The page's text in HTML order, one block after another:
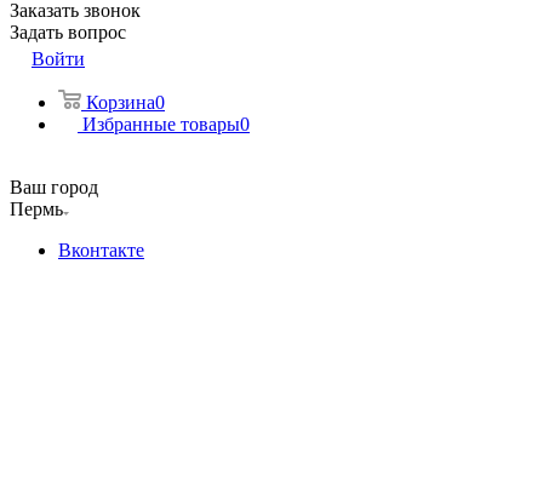
Заказать звонок
Задать вопрос
Войти
Корзина0
Избранные товары0
Ваш город
Пермь
Вконтакте